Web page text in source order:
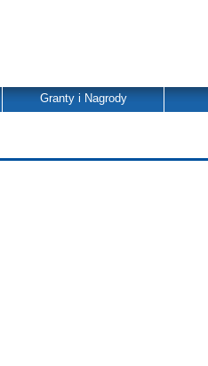
Granty i Nagrody